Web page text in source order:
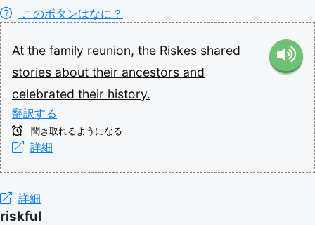
このボタンはなに？
At the family reunion, the Riskes shared
stories about their ancestors and
celebrated their history.
翻訳する
聞き取れるようになる
詳細
詳細
riskful